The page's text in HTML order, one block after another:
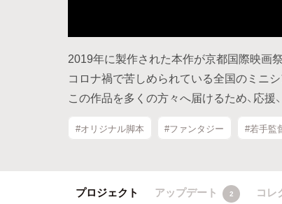
2019年に製作された本作が京都国際映画祭
コロナ禍で苦しめられている全国のミニ
この作品を多くの方々へ届けるため、応援
#オリジナル脚本 #ファンタジー #若手監
プロジェクト アップデート 2 コレ